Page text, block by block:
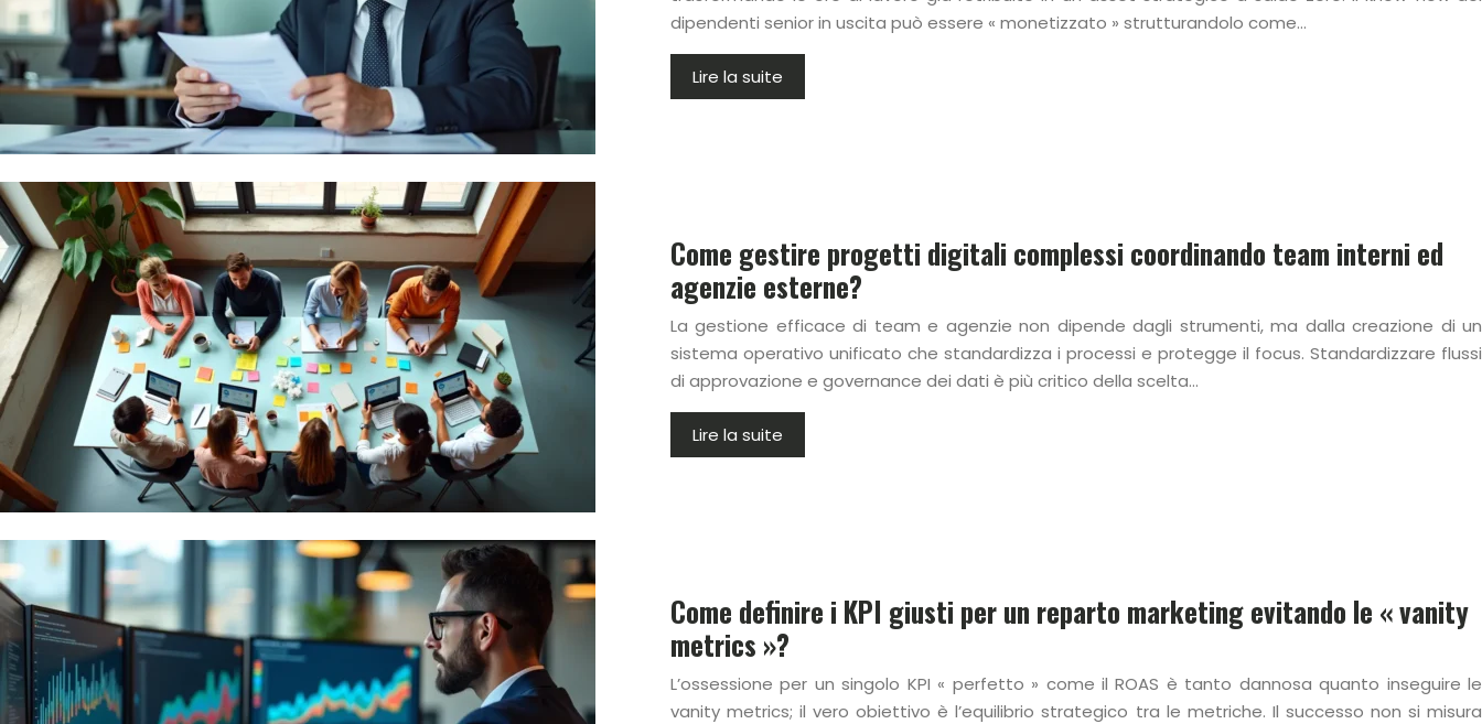
dipendenti senior in uscita può essere « monetizzato » strutturandolo come…
Lire la suite
Come gestire progetti digitali complessi coordinando team interni ed
agenzie esterne?
La gestione efficace di team e agenzie non dipende dagli strumenti, ma dalla creazione di un
sistema operativo unificato che standardizza i processi e protegge il focus. Standardizzare flussi
di approvazione e governance dei dati è più critico della scelta…
Lire la suite
Come definire i KPI giusti per un reparto marketing evitando le « vanity
metrics »?
L’ossessione per un singolo KPI « perfetto » come il ROAS è tanto dannosa quanto inseguire le
vanity metrics; il vero obiettivo è l’equilibrio strategico tra le metriche. Il successo non si misura